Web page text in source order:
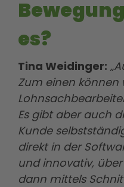
es?
Tina Weidinger:
Zum einen können
Es gibt aber auch
Kunde
direkt in der
und innovativ,
dann mittels